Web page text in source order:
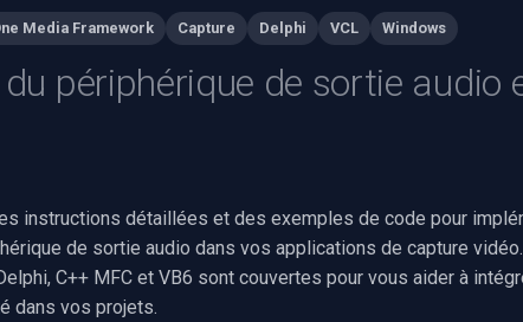
Media Framework Capture Delphi VCL Windows
périphérique de sortie audio
instructions détaillées et des exemples de code pour
de sortie audio dans vos applications de capture
C++ MFC et VB6 sont couvertes pour vous aider à
dans vos projets.